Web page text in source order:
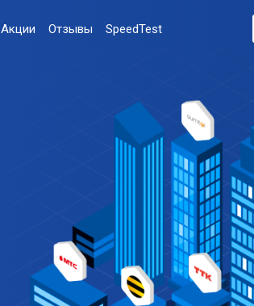
Акции Отзывы SpeedTest